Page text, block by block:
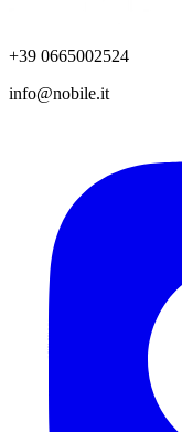
+39 0665002524
info@nobile.it